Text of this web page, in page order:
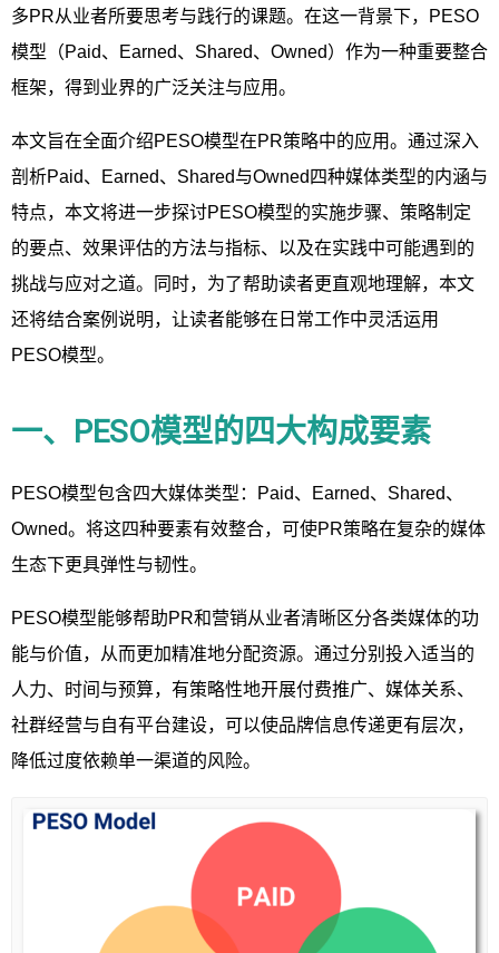
多PR从业者所要思考与践行的课题。在这一背景下，PESO
模型（Paid、Earned、Shared、Owned）作为一种重要整合
框架，得到业界的广泛关注与应用。
本文旨在全面介绍PESO模型在PR策略中的应用。通过深入
剖析Paid、Earned、Shared与Owned四种媒体类型的内涵与
特点，本文将进一步探讨PESO模型的实施步骤、策略制定
的要点、效果评估的方法与指标、以及在实践中可能遇到的
挑战与应对之道。同时，为了帮助读者更直观地理解，本文
还将结合案例说明，让读者能够在日常工作中灵活运用
PESO模型。
一、PESO模型的四大构成要素
PESO模型包含四大媒体类型：Paid、Earned、Shared、
Owned。将这四种要素有效整合，可使PR策略在复杂的媒体
生态下更具弹性与韧性。
PESO模型能够帮助PR和营销从业者清晰区分各类媒体的功
能与价值，从而更加精准地分配资源。通过分别投入适当的
人力、时间与预算，有策略性地开展付费推广、媒体关系、
社群经营与自有平台建设，可以使品牌信息传递更有层次，
降低过度依赖单一渠道的风险。